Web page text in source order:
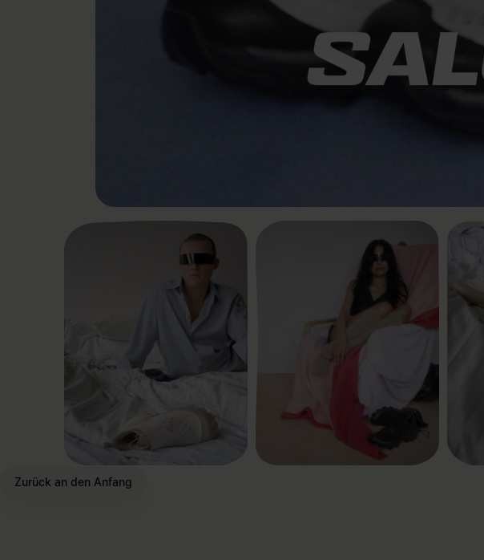
Zurück an den Anfang